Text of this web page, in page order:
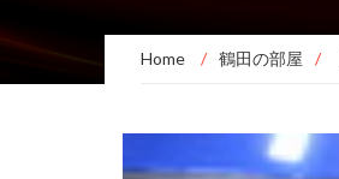
Home / 鶴田の部屋 /